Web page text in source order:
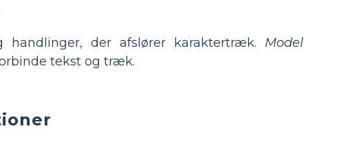
der afslører karaktertræk. Model
tekst og træk.